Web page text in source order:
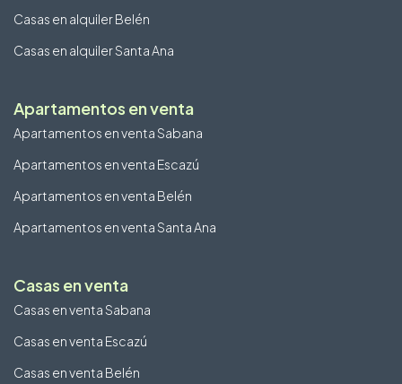
Casas en alquiler Belén
Casas en alquiler Santa Ana
Apartamentos en venta
Apartamentos en venta Sabana
Apartamentos en venta Escazú
Apartamentos en venta Belén
Apartamentos en venta Santa Ana
Casas en venta
Casas en venta Sabana
Casas en venta Escazú
Casas en venta Belén